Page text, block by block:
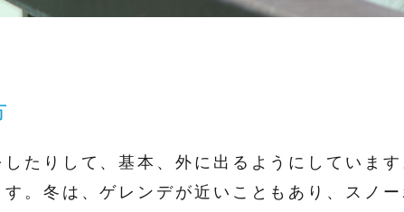
たりして、基本、外に出るようにしていま
。冬は、ゲレンデが近いこともあり、スノ